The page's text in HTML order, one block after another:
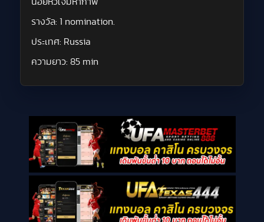
รางวัล: 1 nomination.
ประเทศ: Russia
ความยาว: 85 min